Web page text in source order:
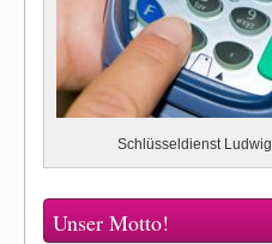
Schlüsseldienst Ludwig
Unser Motto!